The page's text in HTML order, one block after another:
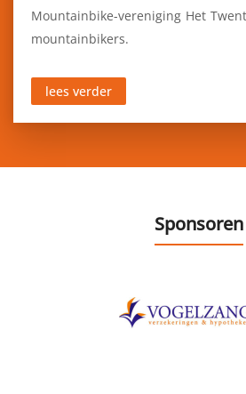
Mountainbike-vereniging Het
mountainbikers.
lees verder
Sponsoren